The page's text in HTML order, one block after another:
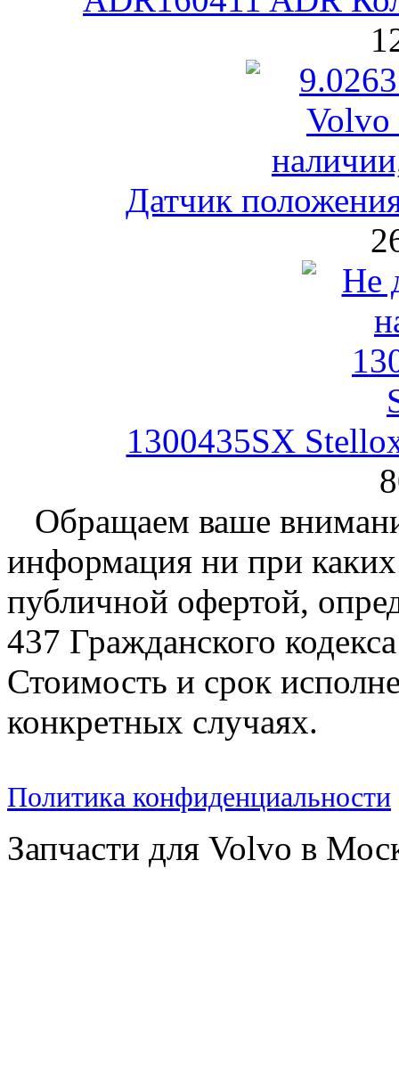
Датчик
1300435SX
Обращаем ваше
информация ни при каких
публичной офертой,
437 Гражданского
Стоимость и срок
конкретных случаях.
Политика конфиденциальности
Запчасти для Volvo в